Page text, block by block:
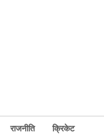
राजनीति
क्रिकेट